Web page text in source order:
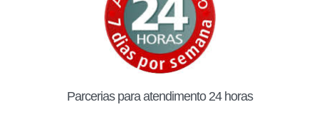
Parcerias para atendimento 24 horas